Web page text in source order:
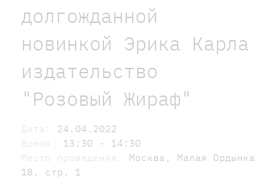
долгожданной
новинкой Эрика Карла
издательство
"Розовый Жираф"
Дата: 24.04.2022
Время: 13:30 - 14:30
Место проведения: Москва, Малая Ордынка
18, стр. 1